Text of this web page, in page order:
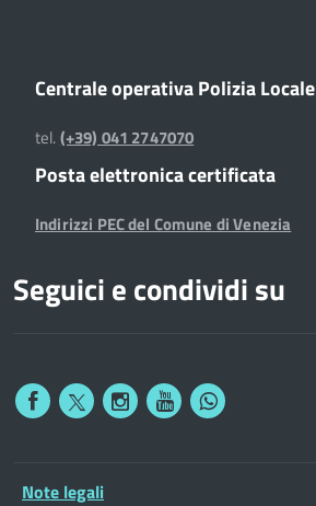
Centrale operativa Polizia Locale
tel.(+39) 041 2747070
Posta elettronica certificata
Indirizzi PEC del Comune di Venezia
Seguici e condividi su
Note legali